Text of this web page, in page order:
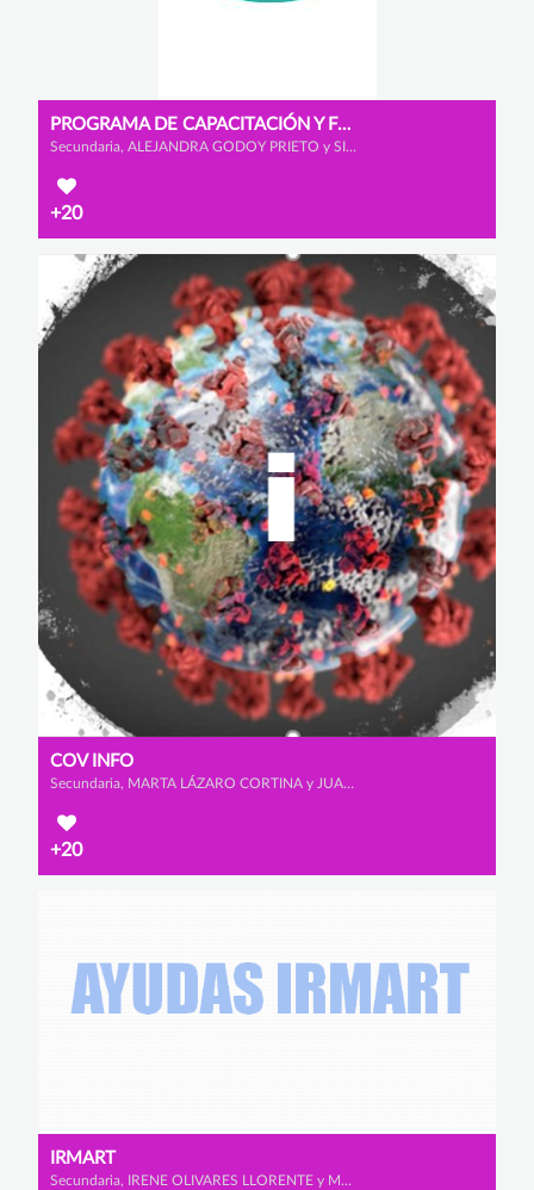
PROGRAMA DE CAPACITACIÓN Y FORMACIÓN
Secundaria, ALEJANDRA GODOY PRIETO y SILVIA RELAÑO RECIO
+20
COV INFO
Secundaria, MARTA LÁZARO CORTINA y JUAN JOSÉ ZAMORA GONZÁLEZ
+20
IRMART
Secundaria, IRENE OLIVARES LLORENTE y MARTINA ECHEVERRÍA SÁNCHEZ